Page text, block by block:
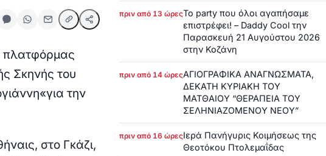
πλατφόρμας
Σκηνής του
«για την
στο Γκάζι,
πριν από 13 ώρεςΤο party που όλοι αγαπήσαμε
επιστρέφει! – Daddy Cool την
Παρασκευή 21 Αυγούστου 2026
στην Κοζάνη
πριν από 14 ώρεςΑΓΙΟΓΡΑΦΙΚΑ ΑΝΑΓΝΩΣΜΑΤΑ,
ΔΕΚΑΤΗ ΚΥΡΙΑΚΗ ΤΟΥ
ΜΑΤΘΑΙΟΥ “ΘΕΡΑΠΕΙΑ ΤΟΥ
ΣΕΛΗΝΙΑΖΟΜΕΝΟΥ ΝΕΟΥ”
πριν από 16 ώρεςΙερά Πανήγυρις Κοιμήσεως της
Θεοτόκου Πτολεμαΐδας